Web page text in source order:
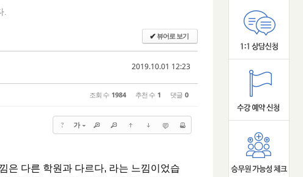
.
✔뷰어로 보기
2019.10.01 12:23
조회 수 1984 추천 수 1 댓글 0
? 가
은 다른 학원과 다르다, 라는 느낌이었습